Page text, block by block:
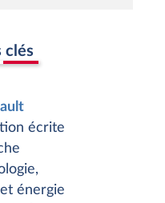
clés
écrite
énergie